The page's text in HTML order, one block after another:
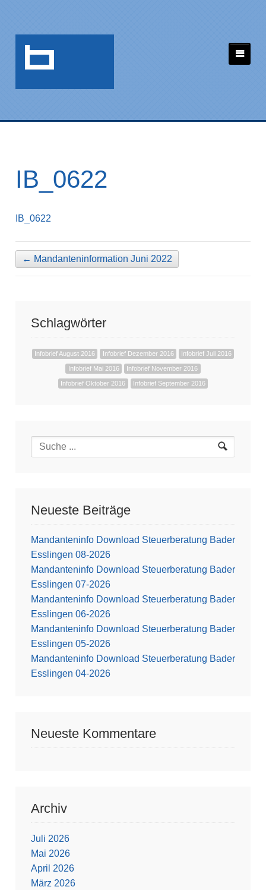
IB_0622
IB_0622
← Mandanteninformation Juni 2022
Schlagwörter
Infobrief August 2016 Infobrief Dezember 2016 Infobrief Juli 2016
Infobrief Mai 2016 Infobrief November 2016
Infobrief Oktober 2016 Infobrief September 2016
Neueste Beiträge
Mandanteninfo Download Steuerberatung Bader
Esslingen 08-2026
Mandanteninfo Download Steuerberatung Bader
Esslingen 07-2026
Mandanteninfo Download Steuerberatung Bader
Esslingen 06-2026
Mandanteninfo Download Steuerberatung Bader
Esslingen 05-2026
Mandanteninfo Download Steuerberatung Bader
Esslingen 04-2026
Neueste Kommentare
Archiv
Juli 2026
Mai 2026
April 2026
März 2026